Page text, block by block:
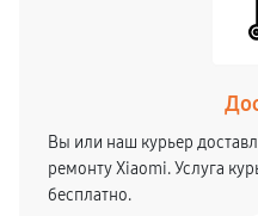
Вы или наш курьер
ремонту Xiaomi. Услуга
бесплатно.